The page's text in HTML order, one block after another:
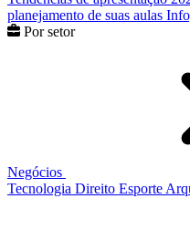
planejamento de suas aulas
Por setor
Negócios
Tecnologia Direito Esporte